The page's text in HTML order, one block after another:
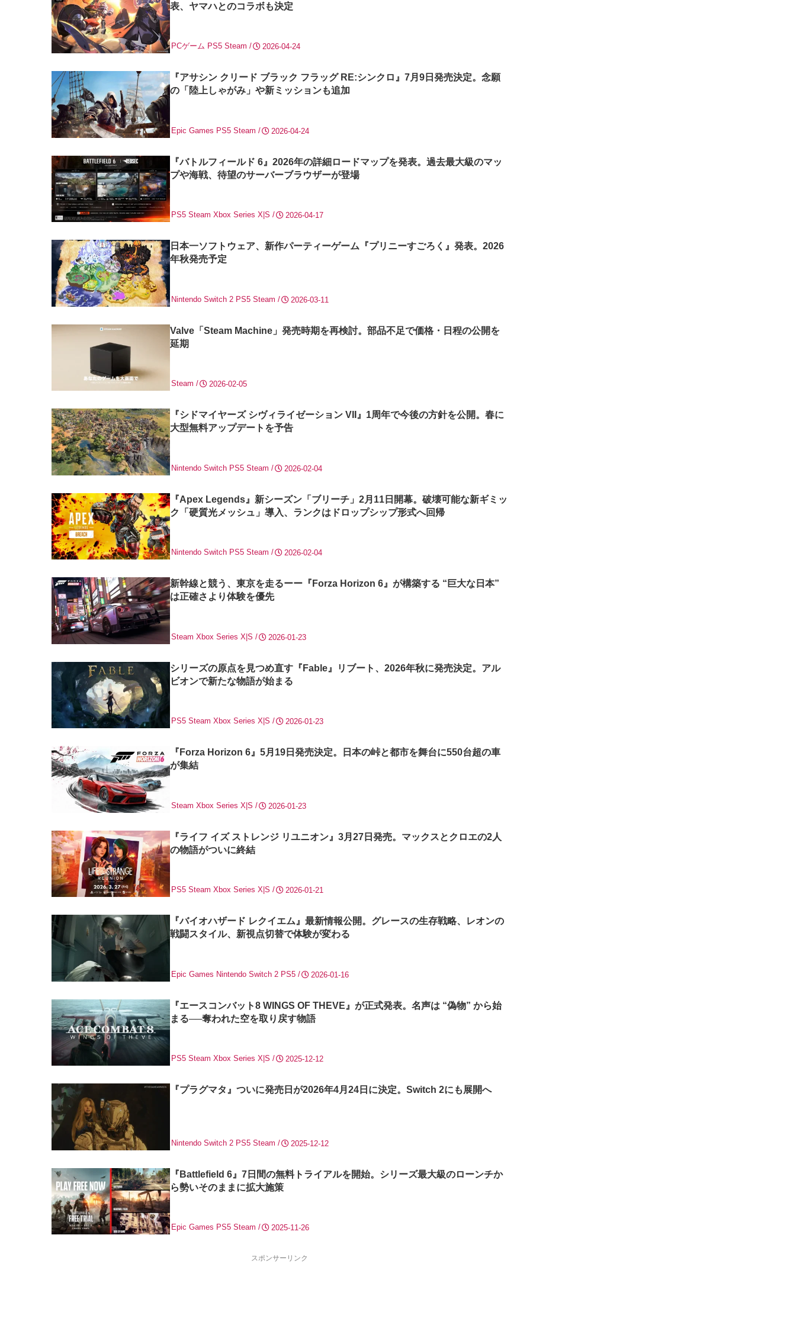
表、ヤマハとのコラボも決定
2026-04-24
PCゲーム PS5 Steam
『アサシン クリード ブラック フラッグ RE:シンクロ』7月9日発売決定。念願
の「陸上しゃがみ」や新ミッションも追加
2026-04-24
Epic Games PS5 Steam
『バトルフィールド 6』2026年の詳細ロードマップを発表。過去最大級のマッ
プや海戦、待望のサーバーブラウザーが登場
2026-04-17
PS5 Steam Xbox Series X|S
日本一ソフトウェア、新作パーティーゲーム『プリニーすごろく』発表。2026
年秋発売予定
2026-03-11
Nintendo Switch 2 PS5 Steam
Valve「Steam Machine」発売時期を再検討。部品不足で価格・日程の公開を
延期
2026-02-05
Steam
『シドマイヤーズ シヴィライゼーション VII』1周年で今後の方針を公開。春に
大型無料アップデートを予告
2026-02-04
Nintendo Switch PS5 Steam
『Apex Legends』新シーズン「ブリーチ」2月11日開幕。破壊可能な新ギミッ
ク「硬質光メッシュ」導入、ランクはドロップシップ形式へ回帰
2026-02-04
Nintendo Switch PS5 Steam
新幹線と競う、東京を走るーー『Forza Horizon 6』が構築する “巨大な日本”
は正確さより体験を優先
2026-01-23
Steam Xbox Series X|S
シリーズの原点を見つめ直す『Fable』リブート、2026年秋に発売決定。アル
ビオンで新たな物語が始まる
2026-01-23
PS5 Steam Xbox Series X|S
『Forza Horizon 6』5月19日発売決定。日本の峠と都市を舞台に550台超の車
が集結
2026-01-23
Steam Xbox Series X|S
『ライフ イズ ストレンジ リユニオン』3月27日発売。マックスとクロエの2人
の物語がついに終結
2026-01-21
PS5 Steam Xbox Series X|S
『バイオハザード レクイエム』最新情報公開。グレースの生存戦略、レオンの
戦闘スタイル、新視点切替で体験が変わる
2026-01-16
Epic Games Nintendo Switch 2 PS5
『エースコンバット8 WINGS OF THEVE』が正式発表。名声は “偽物” から始
まる──奪われた空を取り戻す物語
2025-12-12
PS5 Steam Xbox Series X|S
『プラグマタ』ついに発売日が2026年4月24日に決定。Switch 2にも展開へ
2025-12-12
Nintendo Switch 2 PS5 Steam
『Battlefield 6』7日間の無料トライアルを開始。シリーズ最大級のローンチか
ら勢いそのままに拡大施策
2025-11-26
Epic Games PS5 Steam
スポンサーリンク